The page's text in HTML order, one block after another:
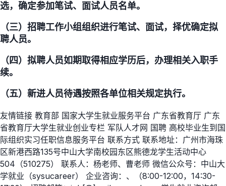
选，确定参加笔试、面试人员名单。
（三）招聘工作小组组织进行笔试、面试，择优确定拟
聘人员。
（四）拟聘人员如期取得相应学历后，办理相关入职手
续。
（五）新进人员待遇按照各单位相关规定执行。
友情链接 教育部 国家大学生就业服务平台 广东省教育厅 广东
省教育厅大学生就业创业专栏 军队人才网 国聘 高校毕业生到国
际组织实习任职信息服务平台 联系方式 联系地址：广州市海珠
区新港西路135号中山大学南校园东区熊德龙学生活动中心
504（510275） 联系人：杨老师、曹老师 微信公众号：中山大
学就业（sysucareer） 企业咨询：、（8:00-12:00，14:30-